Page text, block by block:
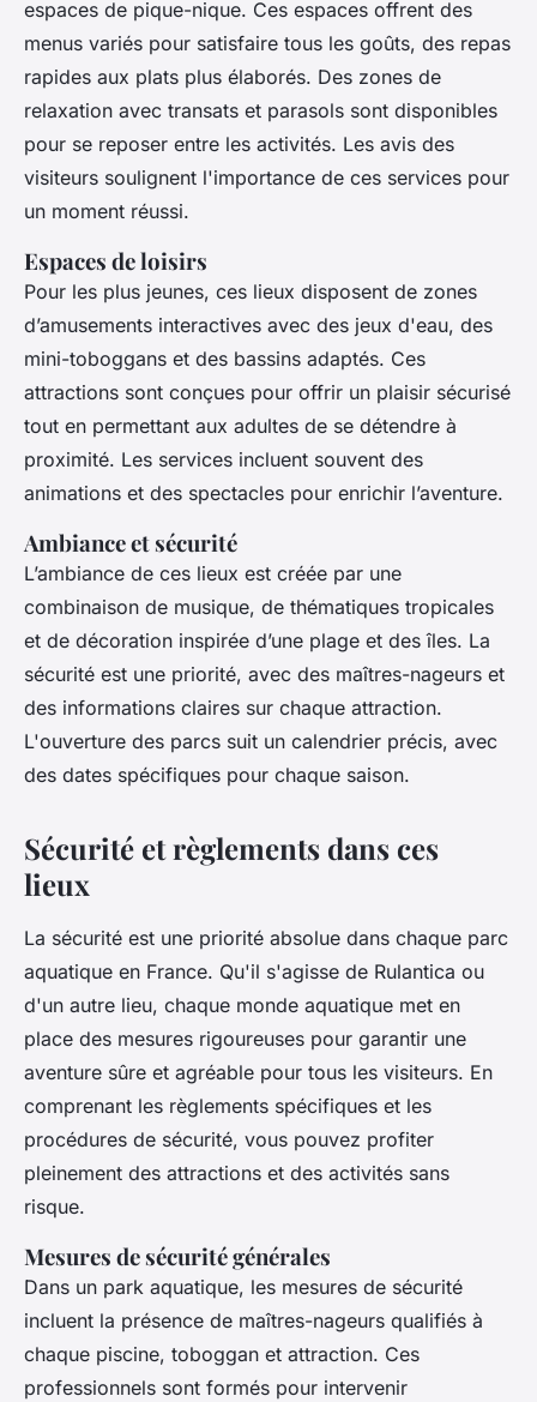
espaces de pique-nique. Ces espaces offrent des
menus variés pour satisfaire tous les goûts, des repas
rapides aux plats plus élaborés. Des zones de
relaxation avec transats et parasols sont disponibles
pour se reposer entre les activités. Les avis des
visiteurs soulignent l'importance de ces services pour
un moment réussi.
Espaces de loisirs
Pour les plus jeunes, ces lieux disposent de zones
d’amusements interactives avec des jeux d'eau, des
mini-toboggans et des bassins adaptés. Ces
attractions sont conçues pour offrir un plaisir sécurisé
tout en permettant aux adultes de se détendre à
proximité. Les services incluent souvent des
animations et des spectacles pour enrichir l’aventure.
Ambiance et sécurité
L’ambiance de ces lieux est créée par une
combinaison de musique, de thématiques tropicales
et de décoration inspirée d’une plage et des îles. La
sécurité est une priorité, avec des maîtres-nageurs et
des informations claires sur chaque attraction.
L'ouverture des parcs suit un calendrier précis, avec
des dates spécifiques pour chaque saison.
Sécurité et règlements dans ces
lieux
La sécurité est une priorité absolue dans chaque parc
aquatique en France. Qu'il s'agisse de Rulantica ou
d'un autre lieu, chaque monde aquatique met en
place des mesures rigoureuses pour garantir une
aventure sûre et agréable pour tous les visiteurs. En
comprenant les règlements spécifiques et les
procédures de sécurité, vous pouvez profiter
pleinement des attractions et des activités sans
risque.
Mesures de sécurité générales
Dans un park aquatique, les mesures de sécurité
incluent la présence de maîtres-nageurs qualifiés à
chaque piscine, toboggan et attraction. Ces
professionnels sont formés pour intervenir